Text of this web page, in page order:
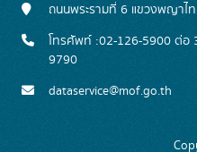
ถนนพระรามที่ 6 แขวงพญาไ
โทรศัพท์ :02-126-5900 ต่อ
9790
dataservice@mof.go.th